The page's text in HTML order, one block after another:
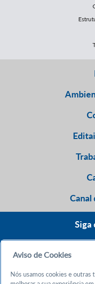
Canal
Siga
Aviso de Cookies
Nós usamos cookies e outras